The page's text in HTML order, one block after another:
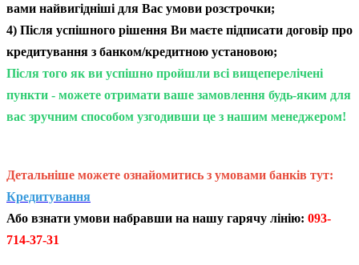
вами найвигідніші для Вас умови розстрочки;
4) Після успішного рішення Ви маєте підписати договір про
кредитування з банком/кредитною установою;
Після того як ви успішно пройшли всі вищеперелічені
пункти - можете отримати ваше замовлення будь-яким для
вас зручним способом узгодивши це з нашим менеджером!
Детальніше можете ознайомитись з умовами банків тут:
Кредитування
Або взнати умови набравши на нашу гарячу лінію: 093-
714-37-31